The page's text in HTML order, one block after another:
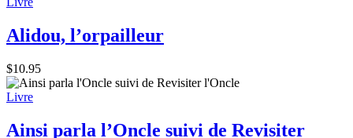
Alidou, l’orpailleur
$10.95
Livre
Ainsi parla l’Oncle suivi de Revisiter